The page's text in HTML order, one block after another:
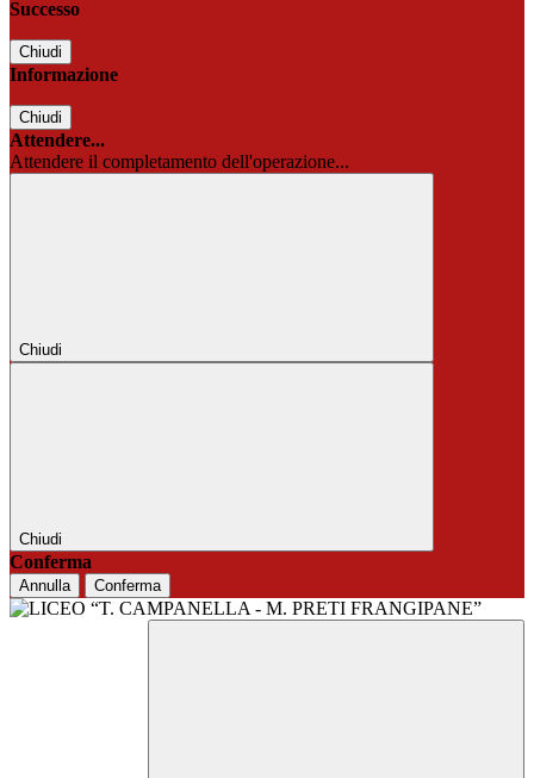
Successo
Chiudi
Informazione
Chiudi
Attendere...
Attendere il completamento dell'operazione...
Chiudi
Chiudi
Conferma
Annulla Conferma